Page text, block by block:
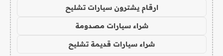
ارقام يشترون سيارات تشليح
شراء سيارات مصدومة
شراء سيارات قديمة تشليح